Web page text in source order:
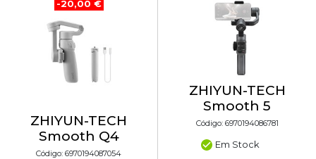
-20,00 €
ZHIYUN-TECH
Smooth Q4
Código: 6970194087054
ZHIYUN-TECH
Smooth 5
Código: 6970194086781
Em Stock